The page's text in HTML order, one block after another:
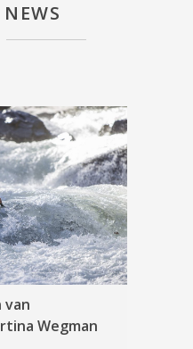
van
Wegman